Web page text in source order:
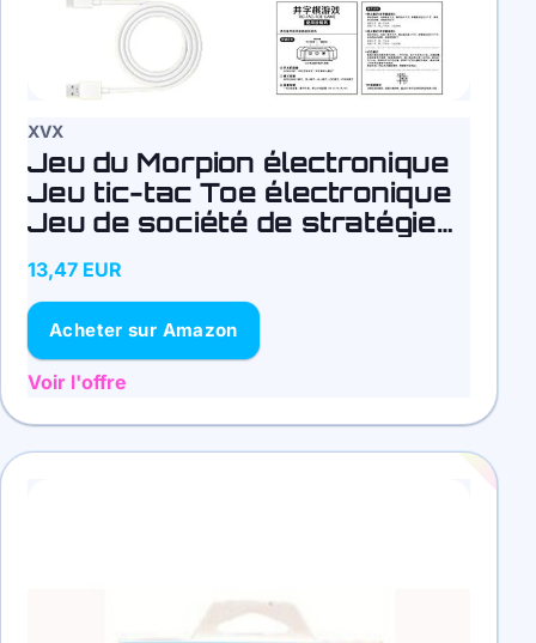
XVX
Jeu du Morpion électronique
Jeu tic-tac Toe électronique
Jeu de société de stratégie
pour Les Familles
13,47 EUR
Acheter sur Amazon
Voir l'offre